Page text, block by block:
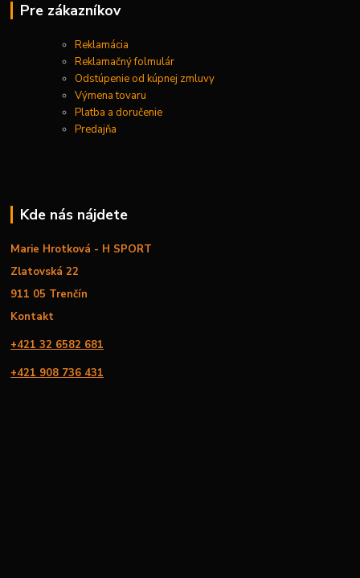
Pre zákazníkov
Reklamácia
Reklamačný folmulár
Odstúpenie od kúpnej zmluvy
Výmena tovaru
Platba a doručenie
Predajňa
Kde nás nájdete
Marie Hrotková - H SPORT
Zlatovská 22
911 05 Trenčín
Kontakt
+421 32 6582 681
+421 908 736 431